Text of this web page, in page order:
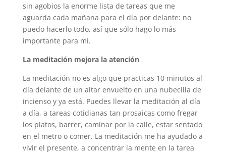
sin agobios la enorme lista de tareas que me
aguarda cada mañana para el día por delante: no
puedo hacerlo todo, así que sólo hago lo más
importante para mí.
La meditación mejora la atención
La meditación no es algo que practicas 10 minutos al
día delante de un altar envuelto en una nubecilla de
incienso y ya está. Puedes llevar la meditación al día
a día, a tareas cotidianas tan prosaicas como fregar
los platos, barrer, caminar por la calle, estar sentado
en el metro o comer. La meditación me ha ayudado a
vivir el presente, a concentrar la mente en la tarea